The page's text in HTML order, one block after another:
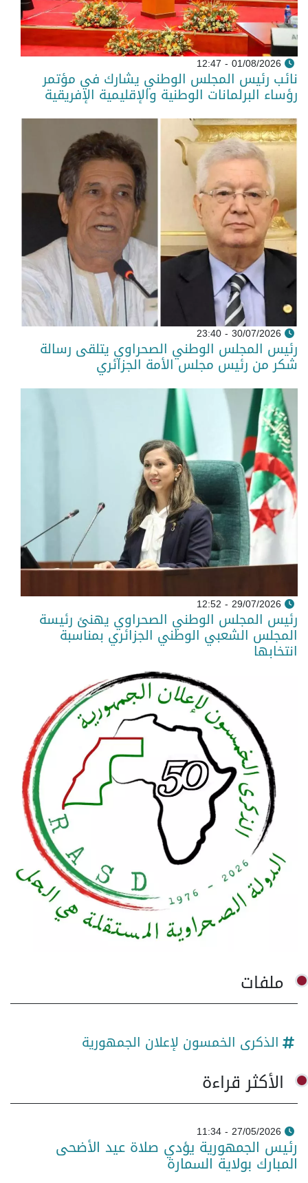
01/08/2026 - 12:47
نائب رئيس المجلس الوطني يشارك في مؤتمر
رؤساء البرلمانات الوطنية والإقليمية الإفريقية
30/07/2026 - 23:40
رئيس المجلس الوطني الصحراوي يتلقى رسالة
شكر من رئيس مجلس الأمة الجزائري
29/07/2026 - 12:52
رئيس المجلس الوطني الصحراوي يهنئ رئيسة
المجلس الشعبي الوطني الجزائري بمناسبة
انتخابها
ملفات
الذكرى الخمسون لإعلان الجمهورية
الأكثر قراءة
27/05/2026 - 11:34
رئيس الجمهورية يؤدي صلاة عيد الأضحى
المبارك بولاية السمارة